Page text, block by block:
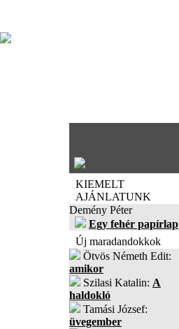
KIEMELT
AJÁNLATUNK
Demény Péter
Egy fehér papírlap
Új maradandokkok
Ötvös Németh Edit:
amikor
Szilasi Katalin: A
haldokló
Tamási József:
üvegember